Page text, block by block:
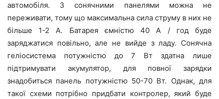
автомобіля. З сонячними панелями можна не
переживати, тому що максимальна сила струму в них не
більше 1-2 A. Батарея ємністю 40 A / год буде
заряджатися повільно, але не вийде з ладу. Сонячна
геліосистема потужністю до 7 Вт здатна лише
підтримувати акумулятор, для повної зарядки
знадобиться панель потужністю 50-70 Вт. Однак, для
такої схеми потрібно придбати контролер, який буде